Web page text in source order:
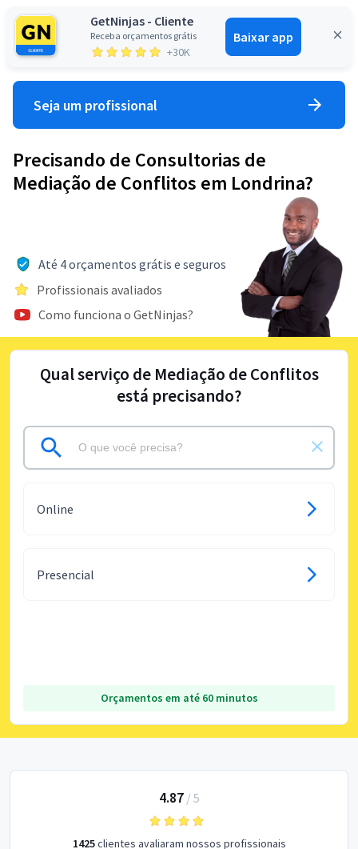
GetNinjas - Cliente
Receba orçamentos grátis
+30K
Baixar app
Entrar
Seja um profissional
Precisando de Consultorias de
Mediação de Conflitos em Londrina?
Até 4 orçamentos grátis e seguros
Profissionais avaliados
Como funciona o GetNinjas?
Qual serviço de Mediação de Conflitos
está precisando?
Online
Presencial
Orçamentos em até 60 minutos
4.87/ 5
1425clientes avaliaram nossos profissionais